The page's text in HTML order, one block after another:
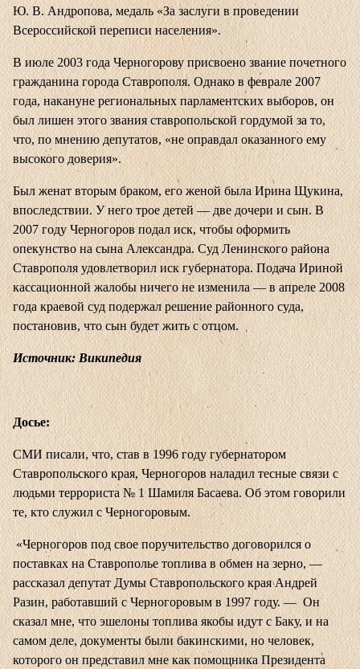
Ю. В. Андропова, медаль «За заслуги в проведении
Всероссийской переписи населения».
В июле 2003 года Черногорову присвоено звание почетного
гражданина города Ставрополя. Однако в феврале 2007
года, накануне региональных парламентских выборов, он
был лишен этого звания ставропольской гордумой за то,
что, по мнению депутатов, «не оправдал оказанного ему
высокого доверия».
Был женат вторым браком, его женой была Ирина Щукина,
впоследствии. У него трое детей — две дочери и сын. В
2007 году Черногоров подал иск, чтобы оформить
опекунство на сына Александра. Суд Ленинского района
Ставрополя удовлетворил иск губернатора. Подача Ириной
кассационной жалобы ничего не изменила — в апреле 2008
года краевой суд подержал решение районного суда,
постановив, что сын будет жить с отцом.
Источник: Википедия
Досье:
СМИ писали, что, став в 1996 году губернатором
Ставропольского края, Черногоров наладил тесные связи с
людьми террориста № 1 Шамиля Басаева. Об этом говорили
те, кто служил с Черногоровым.
«Черногоров под свое поручительство договорился о
поставках на Ставрополье топлива в обмен на зерно, —
рассказал депутат Думы Ставропольского края Андрей
Разин, работавший с Черногоровым в 1997 году. — Он
сказал мне, что эшелоны топлива якобы идут с Баку, и на
самом деле, документы были бакинскими, но человек,
которого он представил мне как помощника Президента